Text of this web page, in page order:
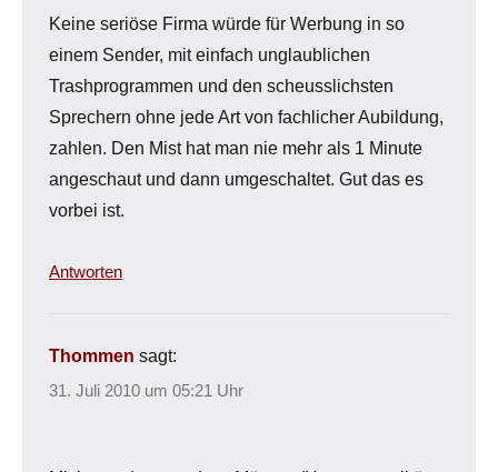
Keine seriöse Firma würde für Werbung in so
einem Sender, mit einfach unglaublichen
Trashprogrammen und den scheusslichsten
Sprechern ohne jede Art von fachlicher Aubildung,
zahlen. Den Mist hat man nie mehr als 1 Minute
angeschaut und dann umgeschaltet. Gut das es
vorbei ist.
Antworten
Thommen sagt:
31. Juli 2010 um 05:21 Uhr